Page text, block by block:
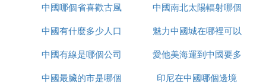
燒烤，但價格不菲
中國哪個省喜歡古風
中國南北太陽輻射哪個
大
中國有什麼多少人口
魅力中國城在哪裡可以
看
中國有線是哪個公司
愛他美海運到中國要多
久
中國最臟的市是哪個
印尼在中國哪個邊境